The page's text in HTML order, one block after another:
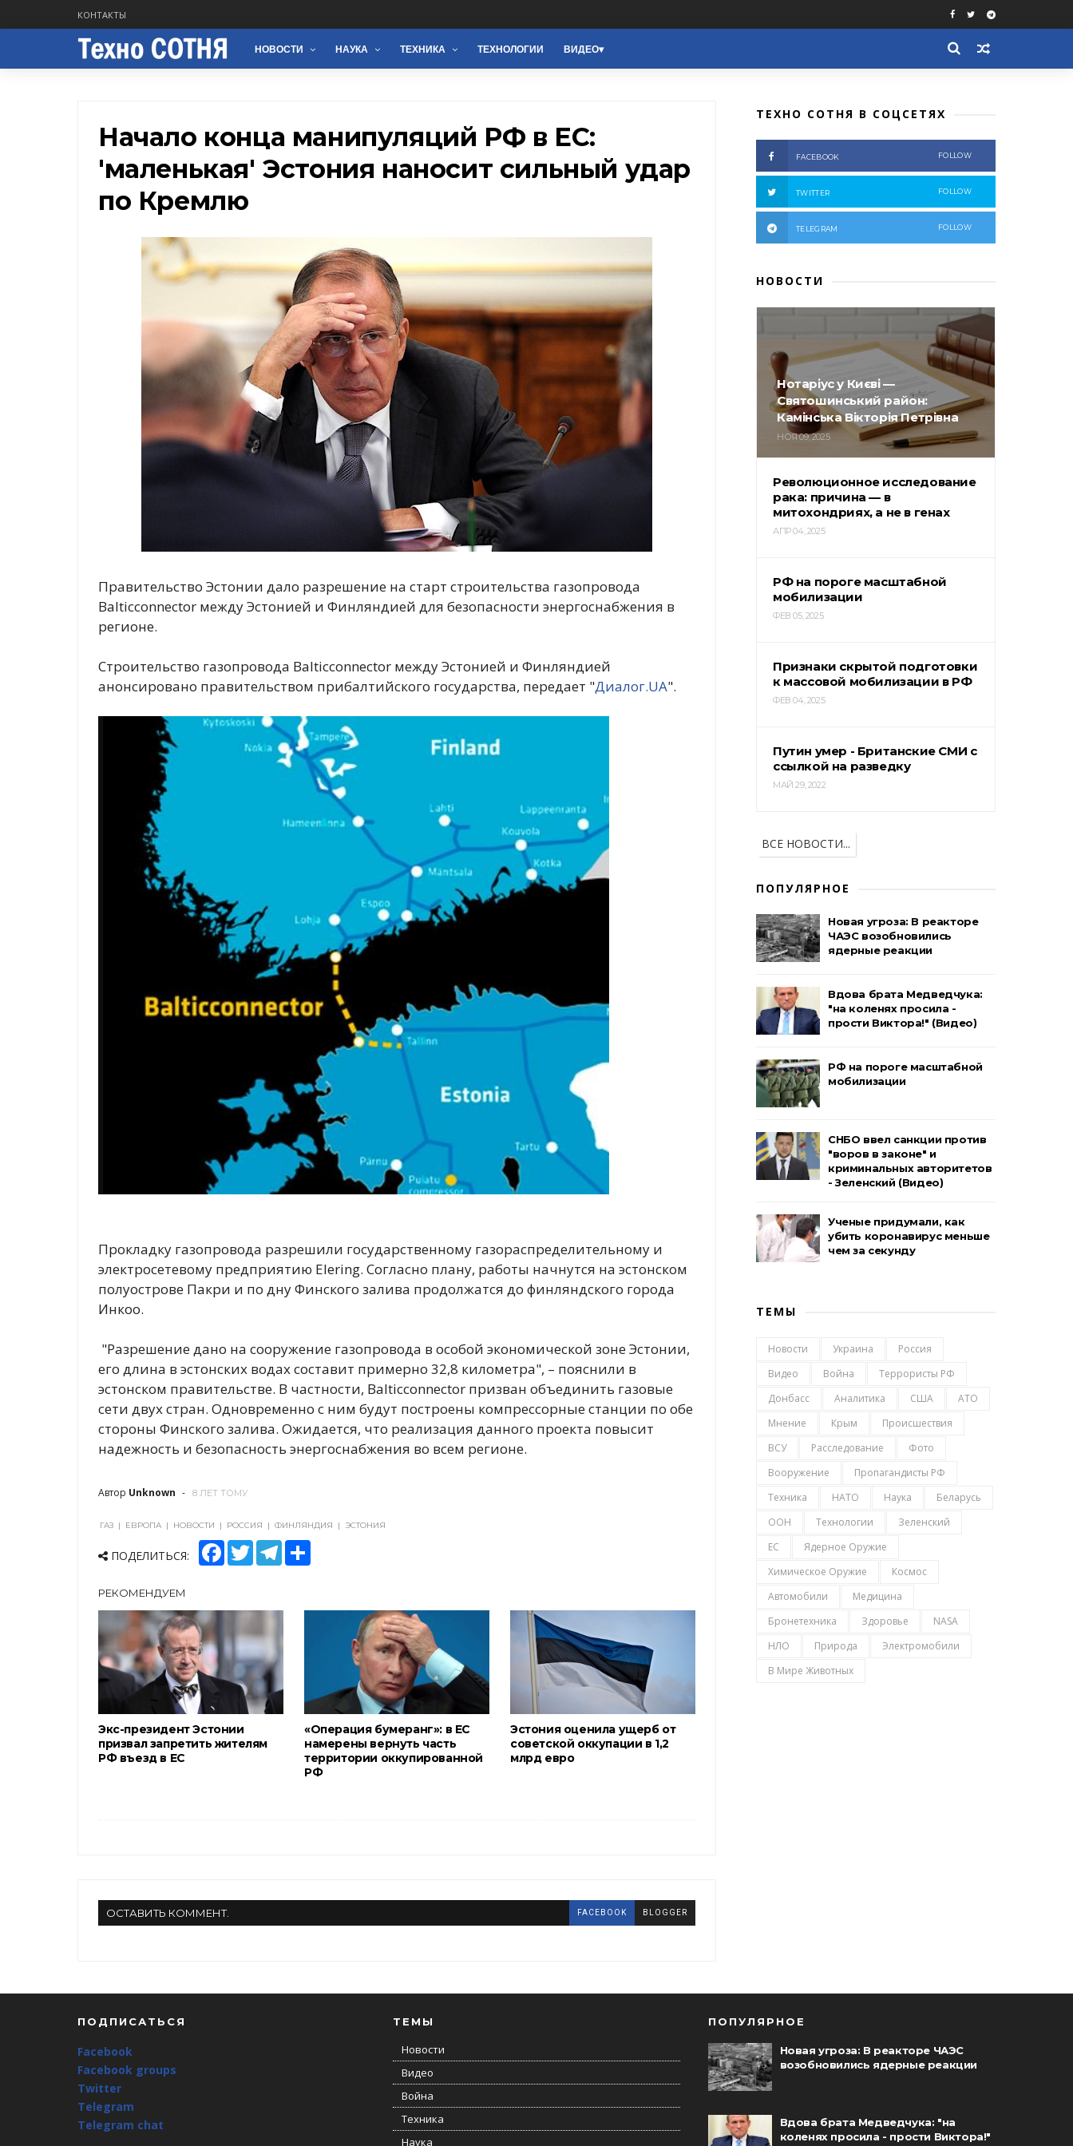
КОНТАКТЫ
НОВОСТИ НАУКА ТЕХНИКА ТЕХНОЛОГИИ ВИДЕО
Начало конца манипуляций РФ в ЕС:
'маленькая' Эстония наносит сильный удар
по Кремлю
Правительство Эстонии дало разрешение на старт строительства газопровода
Balticconnector между Эстонией и Финляндией для безопасности энергоснабжения в
регионе.
Строительство газопровода Balticconnector между Эстонией и Финляндией
анонсировано правительством прибалтийского государства, передает "Диалог.UA".
Прокладку газопровода разрешили государственному газораспределительному и
электросетевому предприятию Elering. Согласно плану, работы начнутся на эстонском
полуострове Пакри и по дну Финского залива продолжатся до финляндского города
Инкоо.
"Разрешение дано на сооружение газопровода в особой экономической зоне Эстонии,
его длина в эстонских водах составит примерно 32,8 километра", – пояснили в
эстонском правительстве. В частности, Balticconnector призван объединить газовые
сети двух стран. Одновременно с ним будут построены компрессорные станции по обе
стороны Финского залива. Ожидается, что реализация данного проекта повысит
надежность и безопасность энергоснабжения во всем регионе.
Автор Unknown 8 ЛЕТ ТОМУ
ГАЗ | ЕВРОПА | НОВОСТИ | РОССИЯ | ФИНЛЯНДИЯ | ЭСТОНИЯ
ПОДЕЛИТЬСЯ:
F
o
k
T
w
e
T
r
m
РЕКОМЕНДУЕМ
Экс-президент Эстонии
призвал запретить жителям
РФ въезд в ЕС
«Операция бумеранг»: в ЕС
намерены вернуть часть
территории оккупированной
РФ
Эстония оценила ущерб от
советской оккупации в 1,2
млрд евро
ОСТАВИТЬ КОММЕНТ. FACEBOOK BLOGGER
ТЕХНО СОТНЯ В СОЦСЕТЯХ
FACEBOOK FOLLOW
TWITTER FOLLOW
TELEGRAM FOLLOW
НОВОСТИ
Нотаріус у Києві —
Святошинський район:
Камінська Вікторія Петрівна
НОЯ 09, 2025
Революционное исследование
рака: причина — в
митохондриях, а не в генах
АПР 04, 2025
РФ на пороге масштабной
мобилизации
ФЕВ 05, 2025
Признаки скрытой подготовки
к массовой мобилизации в РФ
ФЕВ 04, 2025
Путин умер - Британские СМИ с
ссылкой на разведку
МАЙ 29, 2022
ВСЕ НОВОСТИ...
ПОПУЛЯРНОЕ
Новая угроза: В реакторе
ЧАЭС возобновились
ядерные реакции
Вдова брата Медведчука:
"на коленях просила -
прости Виктора!" (Видео)
РФ на пороге масштабной
мобилизации
СНБО ввел санкции против
"воров в законе" и
криминальных авторитетов
- Зеленский (Видео)
Ученые придумали, как
убить коронавирус меньше
чем за секунду
ТЕМЫ
Новости Украина
Россия
Видео
Война
Террористы РФ
Донбасс
Аналитика США
АТО
Мнение
Крым
Происшествия
ВСУ
Расследование
Фото
Вооружение
Пропагандисты РФ
Техника
НАТО Наука
Беларусь
ООН
Технологии
Зеленский
ЕС
Ядерное Оружие
Химическое Оружие
Космос
Автомобили
Медицина
Бронетехника
Здоровье
NASA
НЛО
Природа
Электромобили
В Мире Животных
ПОДПИСАТЬСЯ
Facebook
Facebook groups
Twitter
Telegram
Telegram chat
ТЕМЫ
Новости
Видео
Война
Техника
Наука
ПОПУЛЯРНОЕ
Новая угроза: В реакторе ЧАЭС
возобновились ядерные реакции
Вдова брата Медведчука: "на
коленях просила - прости Виктора!"